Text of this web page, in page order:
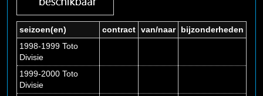
seizoen(en) contract van/naar
bijzonderheden
1998-1999 Toto
Divisie
1999-2000 Toto
Divisie